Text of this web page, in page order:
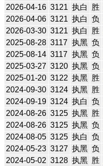
2026-04-16 3121 执白 胜
2026-04-06 3121 执白 负
2026-03-30 3121 执白 胜
2025-08-28 3117 执黑 负
2025-08-14 3117 执黑 负
2025-03-27 3120 执黑 负
2025-01-20 3122 执黑 胜
2024-09-30 3124 执黑 胜
2024-09-19 3124 执白 负
2024-08-26 3125 执黑 胜
2024-08-26 3125 执黑 负
2024-08-05 3125 执白 负
2024-05-23 3127 执黑 负
2024-05-02 3128 执黑 胜